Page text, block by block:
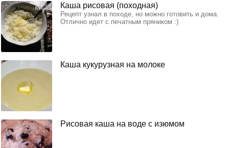
Каша рисовая (походная)
Рецепт узнал в походе, но можно готовить и дома.
Отлично идет с печатным пряником :)
Каша кукурузная на молоке
Рисовая каша на воде с изюмом